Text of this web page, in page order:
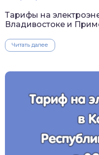
Тарифы на
Владивостоке и
Читать далее